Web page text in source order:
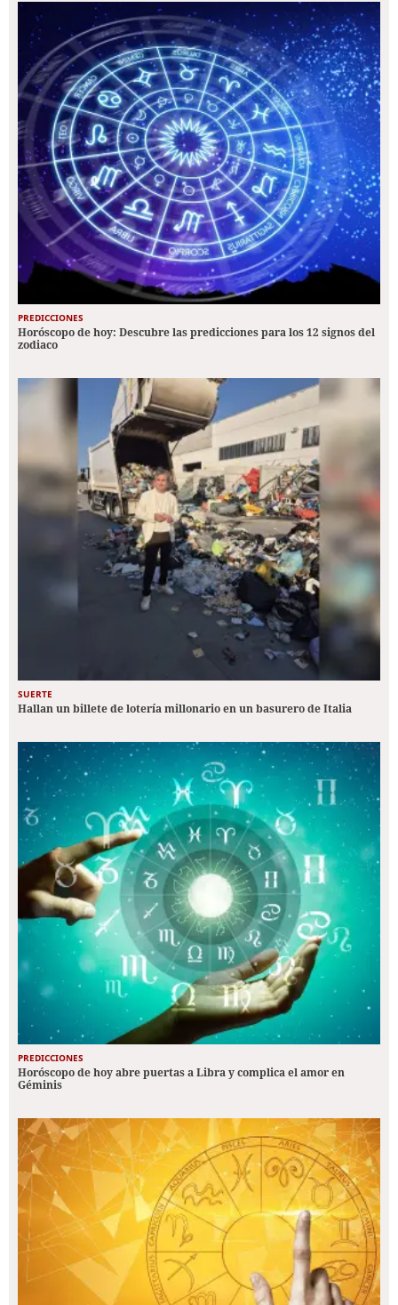
PREDICCIONES
Horóscopo de hoy: Descubre las predicciones para los 12 signos del
zodiaco
SUERTE
Hallan un billete de lotería millonario en un basurero de Italia
PREDICCIONES
Horóscopo de hoy abre puertas a Libra y complica el amor en
Géminis